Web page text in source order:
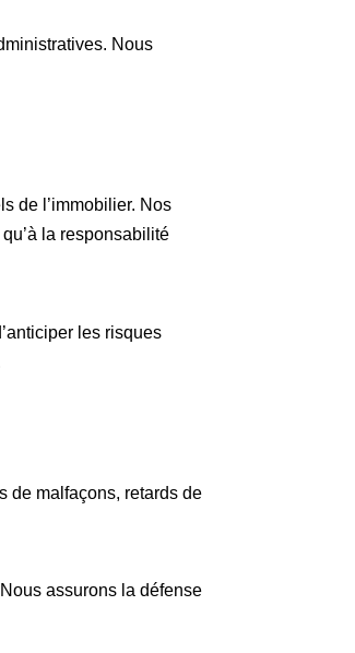
Nous
de l’immobilier. Nos
la responsabilité
les risques
de malfaçons, retards de
assurons la défense